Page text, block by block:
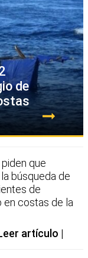
de
que
búsqueda de
de
en costas de la
artículo